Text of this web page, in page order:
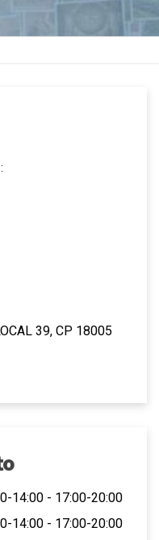
39, CP 18005
14:00 - 17:00-20:00
14:00 - 17:00-20:00